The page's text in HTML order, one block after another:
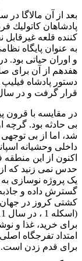
پادشاهان كاتولیك
به عنوان پایگاه
و اوران حیاتی بود.
قرار گرفت و در سال 1814 ، یک فانوس دریایی اضافه
در مقایسه با قرون
شد، اما از بی
اکنون از این منطقه
یک پروژه نوسازی
گسترش داده و
برای خرید، غذا و
امتداد تفرجگاه
برای قدم زدن است.